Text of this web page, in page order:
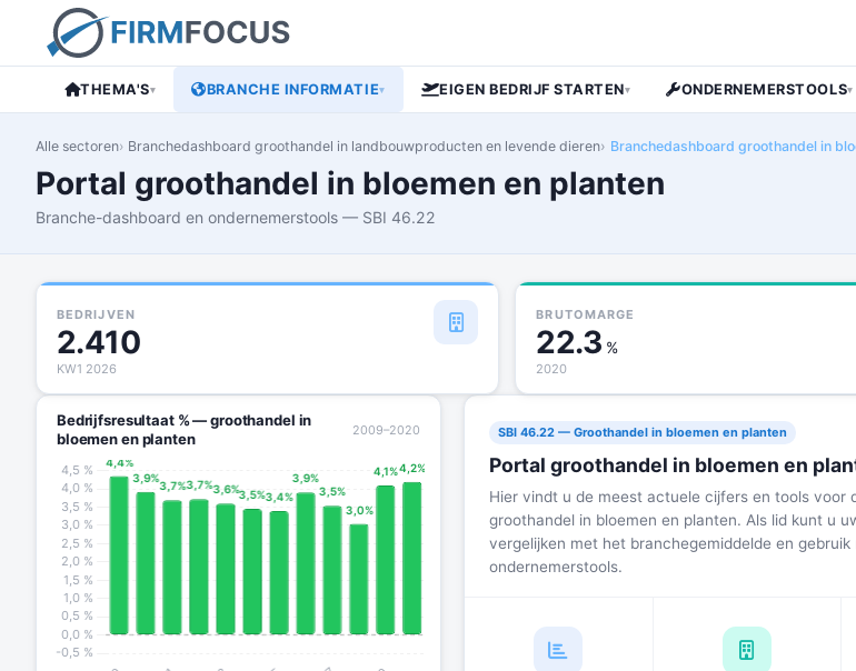
THEMA'S▾ BRANCHE INFORMATIE▾ EIGEN BEDRIJF STARTEN▾ ONDERNEMERSTOOLS▾
Alle sectoren Branchedashboard groothandel in landbouwproducten en levende dieren Branchedashboard groothandel in
Portal groothandel in bloemen en planten
Branche-dashboard en ondernemerstools — SBI 46.22
BEDRIJVEN
2.410
KW1 2026
BRUTOMARGE
22.3 %
2020
Bedrijfsresultaat % — groothandel in
bloemen en planten
2009–2020 SBI 46.22 — Groothandel in bloemen en planten
Portal groothandel in bloemen en
Hier vindt u de meest actuele cijfers en tools voor
groothandel in bloemen en planten. Als lid kunt u
vergelijken met het branchegemiddelde en gebruik
ondernemerstools.